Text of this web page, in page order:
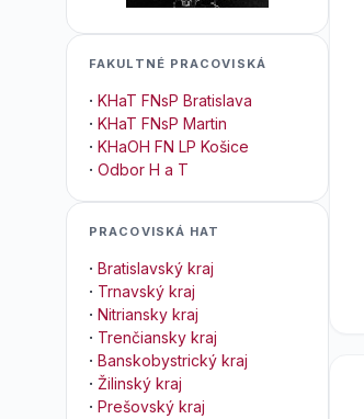
FAKULTNÉ PRACOVISKÁ
· KHaT FNsP Bratislava
· KHaT FNsP Martin
· KHaOH FN LP Košice
· Odbor H a T
PRACOVISKÁ HAT
· Bratislavský kraj
· Trnavský kraj
· Nitriansky kraj
· Trenčiansky kraj
· Banskobystrický kraj
· Žilinský kraj
· Prešovský kraj